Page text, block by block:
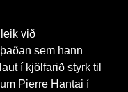
við
sem hann
í kjölfarið styrk til
Pierre Hantai í